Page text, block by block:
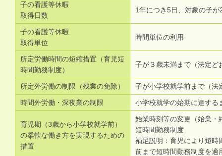
子の看護等休暇
取得日数
1年につき5日、対象の子
子の看護等休暇
取得単位
時間単位の利用
所定労働時間の短縮措置（育児短
時間勤務制度）
子が３歳未満まで（法定ど
所定外労働の制限（残業の免除） 子が小学校就学前まで（法
時間外労働・深夜業の制限 小学校就学の始期に達する
育児期（3歳から小学校就学前）
の柔軟な働き方を実現するための
措置
始業時刻等の変更（始業・
短時間勤務制度
補足説明：育児により短時
前まで短時間勤務制度を適